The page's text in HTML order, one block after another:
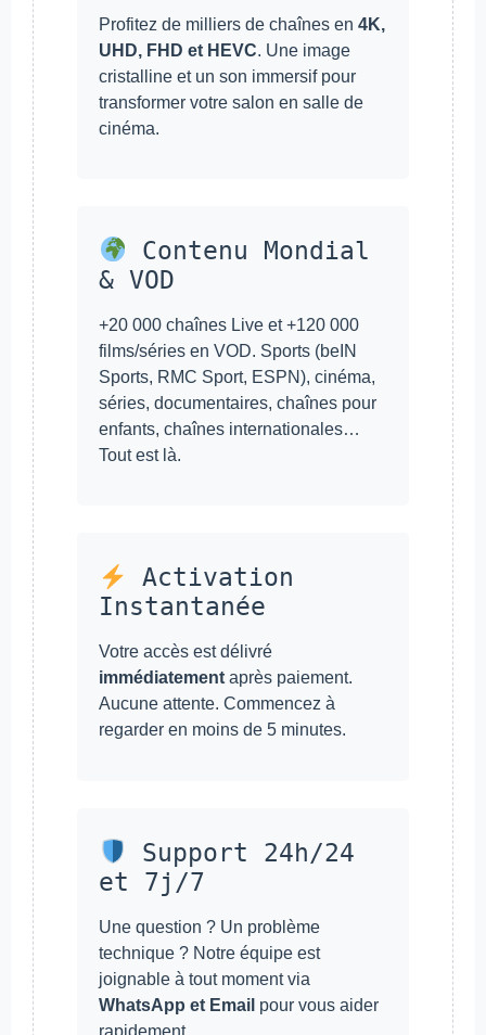
Profitez de milliers de chaînes en 4K,
UHD, FHD et HEVC. Une image
cristalline et un son immersif pour
transformer votre salon en salle de
cinéma.
Contenu Mondial
& VOD
+20 000 chaînes Live et +120 000
films/séries en VOD. Sports (beIN
Sports, RMC Sport, ESPN), cinéma,
séries, documentaires, chaînes pour
enfants, chaînes internationales…
Tout est là.
Activation
Instantanée
Votre accès est délivré
immédiatement après paiement.
Aucune attente. Commencez à
regarder en moins de 5 minutes.
Support 24h/24
et 7j/7
Une question ? Un problème
technique ? Notre équipe est
joignable à tout moment via
WhatsApp et Email pour vous aider
rapidement.